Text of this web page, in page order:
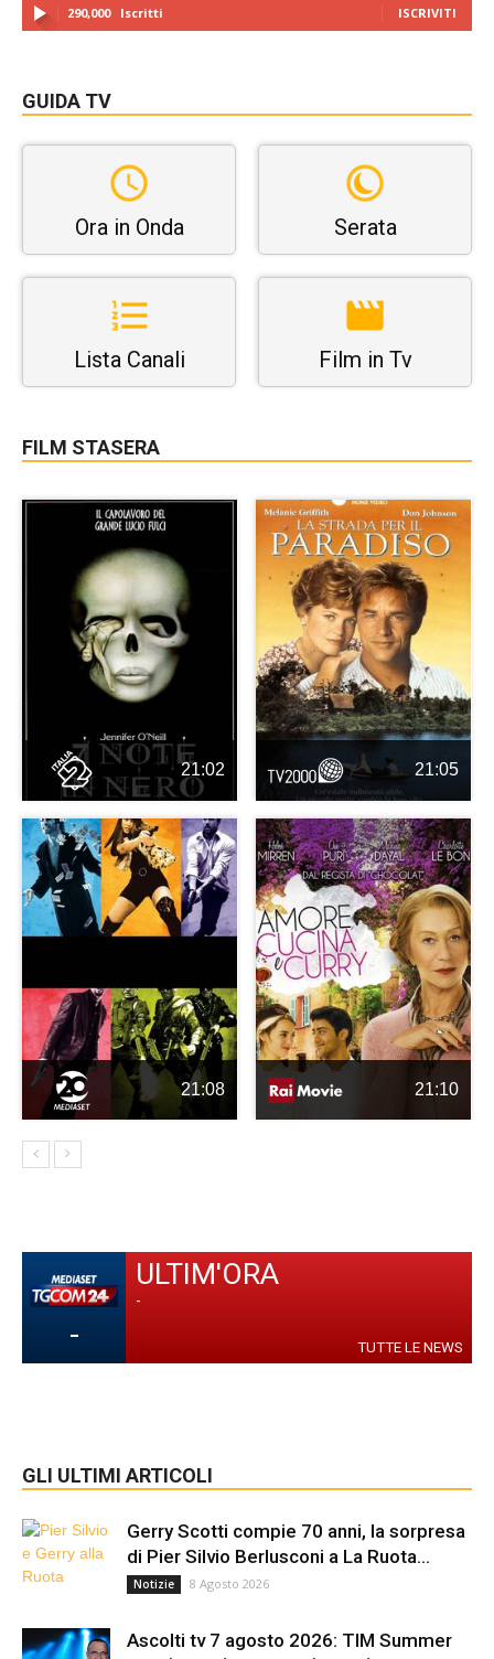
290,000 Iscritti ISCRIVITI
GUIDA TV
Ora in Onda Serata
Lista Canali Film in Tv
FILM STASERA
21:02 21:05
21:08 21:10
-
ULTIM'ORA
-
TUTTE LE NEWS
GLI ULTIMI ARTICOLI
Gerry Scotti compie 70 anni, la sorpresa
di Pier Silvio Berlusconi a La Ruota...
Notizie 8 Agosto 2026
Ascolti tv 7 agosto 2026: TIM Summer